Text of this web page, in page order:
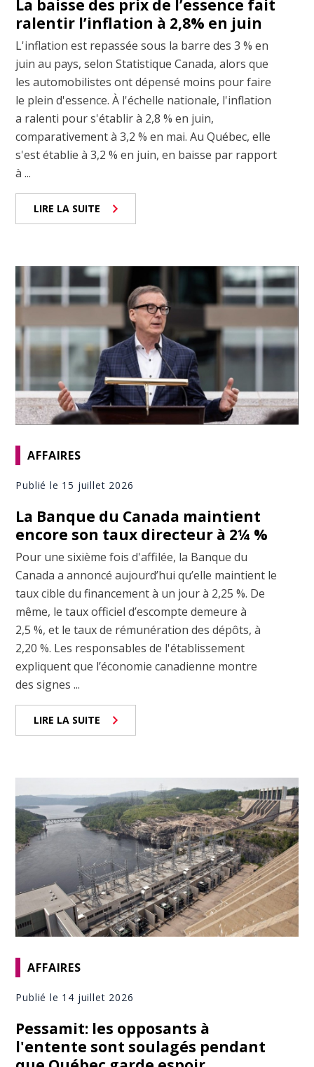
La baisse des prix de l’essence fait
ralentir l’inflation à 2,8% en juin
L'inflation est repassée sous la barre des 3 % en
juin au pays, selon Statistique Canada, alors que
les automobilistes ont dépensé moins pour faire
le plein d'essence. À l'échelle nationale, l'inflation
a ralenti pour s'établir à 2,8 % en juin,
comparativement à 3,2 % en mai. Au Québec, elle
s'est établie à 3,2 % en juin, en baisse par rapport
à ...
LIRE LA SUITE
AFFAIRES
Publié le 15 juillet 2026
La Banque du Canada maintient
encore son taux directeur à 2¼ %
Pour une sixième fois d'affilée, la Banque du
Canada a annoncé aujourd’hui qu’elle maintient le
taux cible du financement à un jour à 2,25 %. De
même, le taux officiel d’escompte demeure à
2,5 %, et le taux de rémunération des dépôts, à
2,20 %. Les responsables de l'établissement
expliquent que l’économie canadienne montre
des signes ...
LIRE LA SUITE
AFFAIRES
Publié le 14 juillet 2026
Pessamit: les opposants à
l'entente sont soulagés pendant